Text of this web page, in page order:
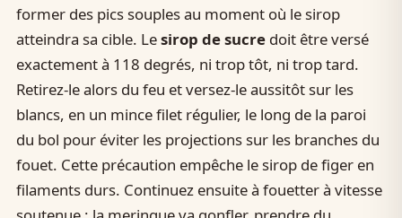
former des pics souples au moment où le sirop
atteindra sa cible. Lesirop de sucredoit être versé
exactement à 118 degrés, ni trop tôt, ni trop tard.
Retirez-le alors du feu et versez-le aussitôt sur les
blancs, en un mince filet régulier, le long de la paroi
du bol pour éviter les projections sur les branches du
fouet. Cette précaution empêche le sirop de figer en
filaments durs. Continuez ensuite à fouetter à vitesse